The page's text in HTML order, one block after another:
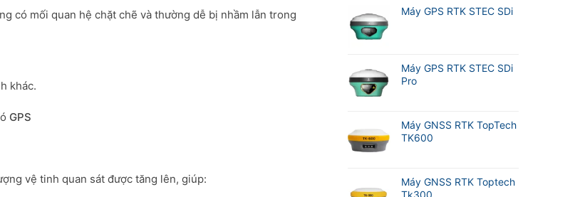
có mối quan hệ chặt chẽ và thường dễ bị nhầm lẫn trong
khác.
GPS
vệ tinh quan sát được tăng lên, giúp:
M20LMáy GPS RTK STEC SDi
Máy GPS RTK STEC SDi
Pro
Máy GNSS RTK TopTech
TK600
Máy GNSS RTK Toptech
Tk300